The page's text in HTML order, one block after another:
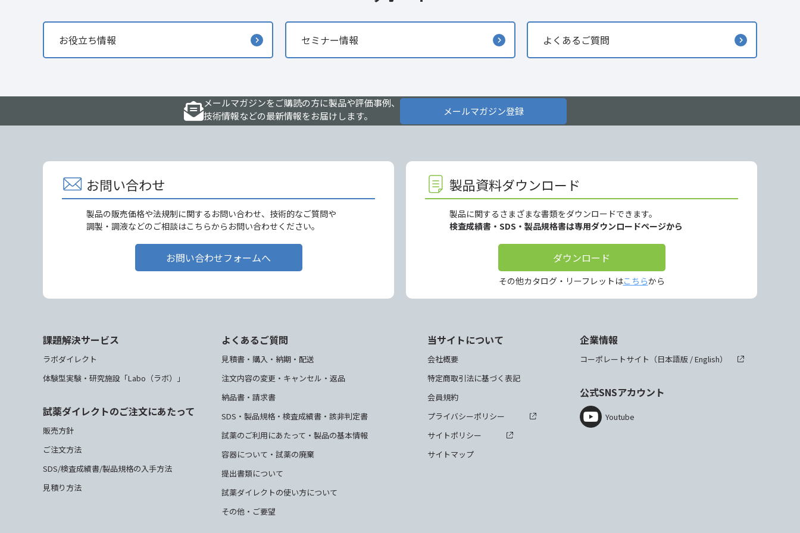
お役立ち情報 セミナー情報 よくあるご質問
メールマガジンをご購読の方に製品や評価事例、
技術情報などの最新情報をお届けします。
メールマガジン登録
お問い合わせ
製品の販売価格や法規制に関するお問い合わせ、技術的なご質問や
調製・調液などのご相談はこちらからお問い合わせください。
お問い合わせフォームへ
製品資料ダウンロード
製品に関するさまざまな書類をダウンロードできます。
検査成績書・SDS・製品規格書は専用ダウンロードページから
ダウンロード
その他カタログ・リーフレットはこちらから
課題解決サービス
ラボダイレクト
体験型実験・研究施設「Labo（ラボ）」
試薬ダイレクトのご注文にあたって
販売方針
ご注文方法
SDS/検査成績書/製品規格の入手方法
見積り方法
よくあるご質問
見積書・購入・納期・配送
注文内容の変更・キャンセル・返品
納品書・請求書
SDS・製品規格・検査成績書・該非判定書
試薬のご利用にあたって・製品の基本情報
容器について・試薬の廃棄
提出書類について
試薬ダイレクトの使い方について
その他・ご要望
当サイトについて
会社概要
特定商取引法に基づく表記
会員規約
プライバシーポリシー
サイトポリシー
サイトマップ
企業情報
コーポレートサイト（日本語版 /English）
公式SNSアカウント
Youtube